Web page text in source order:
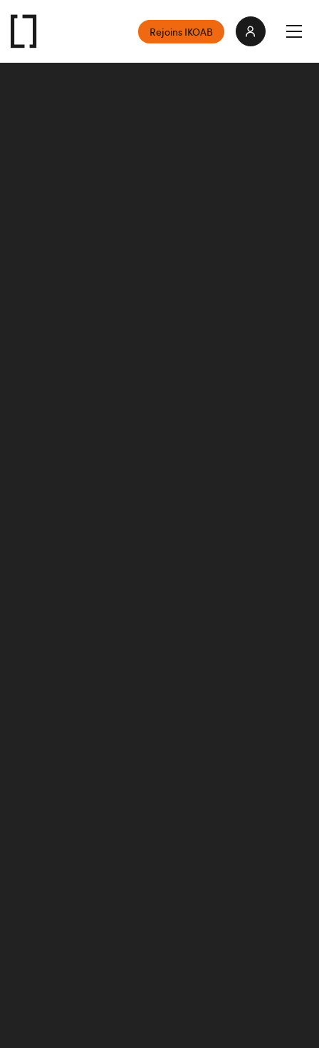
Rejoins IKOAB